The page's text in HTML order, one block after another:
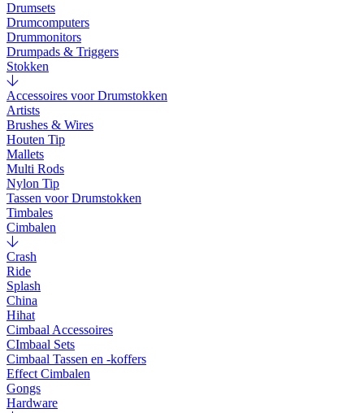
Drumsets
Drumcomputers
Drummonitors
Drumpads & Triggers
Stokken
Accessoires voor Drumstokken
Artists
Brushes & Wires
Houten Tip
Mallets
Multi Rods
Nylon Tip
Tassen voor Drumstokken
Timbales
Cimbalen
Crash
Ride
Splash
China
Hihat
Cimbaal Accessoires
CImbaal Sets
Cimbaal Tassen en -koffers
Effect Cimbalen
Gongs
Hardware